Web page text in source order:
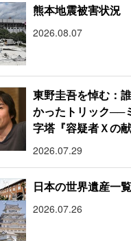
熊本地震被害状況
2026.08.07
東野圭吾を悼む：
かったトリック──
字塔『容疑者Ｘの
2026.07.29
日本の世界遺産一覧
2026.07.26